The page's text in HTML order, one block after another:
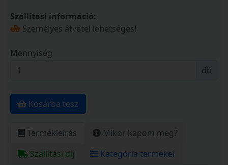
Szállítási információ:
Személyes átvétel lehetséges!
Mennyiség
db
Kosárba tesz
Termékleírás
Mikor kapom meg?
Szállítási díj
Kategória termékei